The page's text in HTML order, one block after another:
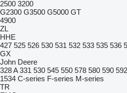
2500 3200
G2300 G3500 G5000 GT
4900
ZL
HHE
427 525 526 530 531 532 533 535 536
GX
John Deere
328 A 331 530 545 550 578 580 590 592
1534 C-series F-series M-series
TR